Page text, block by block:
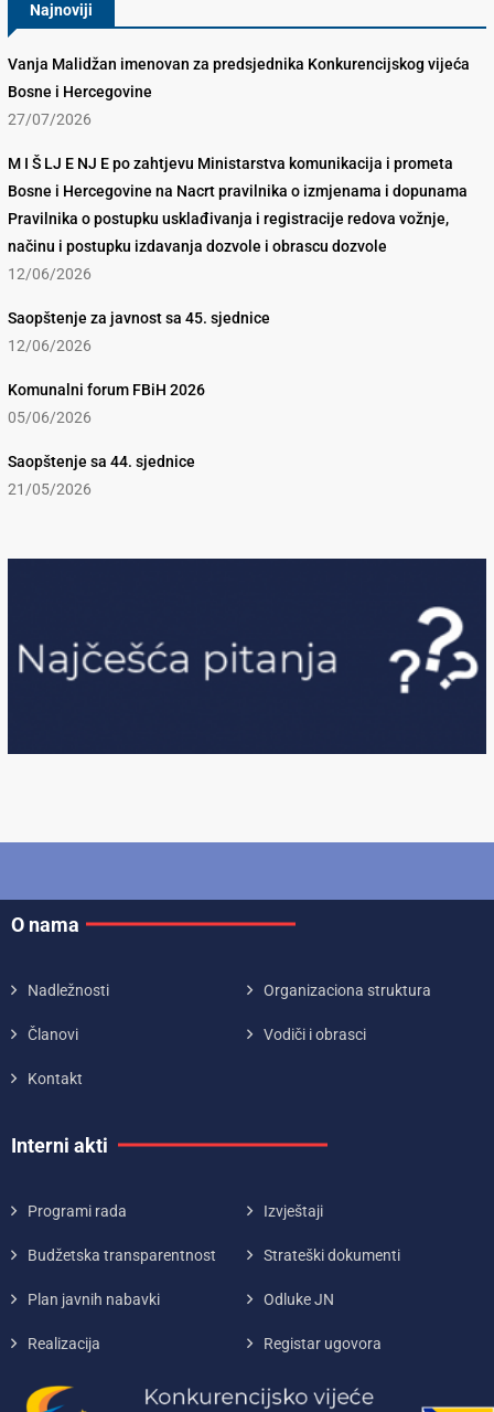
Najnoviji
Vanja Malidžan imenovan za predsjednika Konkurencijskog vijeća
Bosne i Hercegovine
27/07/2026
M I Š LJ E NJ E po zahtjevu Ministarstva komunikacija i prometa
Bosne i Hercegovine na Nacrt pravilnika o izmjenama i dopunama
Pravilnika o postupku usklađivanja i registracije redova vožnje,
načinu i postupku izdavanja dozvole i obrascu dozvole
12/06/2026
Saopštenje za javnost sa 45. sjednice
12/06/2026
Komunalni forum FBiH 2026
05/06/2026
Saopštenje sa 44. sjednice
21/05/2026
O nama
Nadležnosti Organizaciona struktura
Članovi Vodiči i obrasci
Kontakt
Interni akti
Programi rada Izvještaji
Budžetska transparentnost Strateški dokumenti
Plan javnih nabavki Odluke JN
Realizacija Registar ugovora